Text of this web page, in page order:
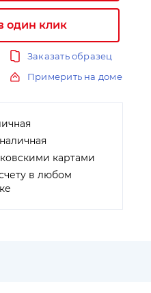
один клик
Заказать образец
Примерить на доме
картами
в любом